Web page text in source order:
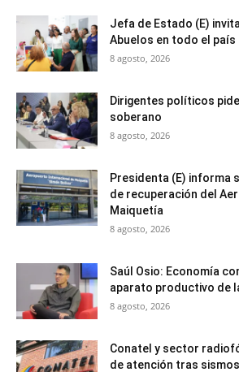
Jefa de Estado (E)
Abuelos en todo el país
8 agosto, 2026
Dirigentes políticos
soberano
8 agosto, 2026
Presidenta (E) informa
de recuperación del
Maiquetía
8 agosto, 2026
Saúl Osio: Economía
aparato productivo de
8 agosto, 2026
Conatel y sector
de atención tras sismos